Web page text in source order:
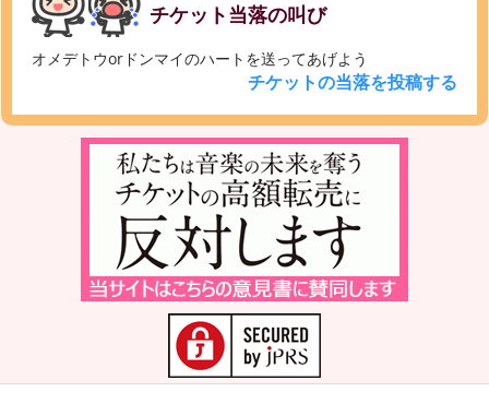
チケット当落の叫び
オメデトウorドンマイのハートを送ってあげよう
チケットの当落を投稿する